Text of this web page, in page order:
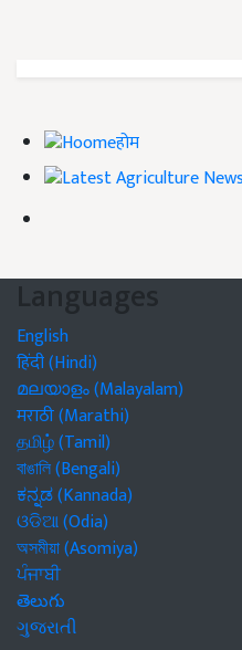
होम
Languages
English
हिंदी (Hindi)
മലയാളം (Malayalam)
मराठी (Marathi)
தமிழ் (Tamil)
বাঙালি (Bengali)
ಕನ್ನಡ (Kannada)
ଓଡିଆ (Odia)
অসমীয়া (Asomiya)
ਪੰਜਾਬੀ
తెలుగు
ગુજરાતી